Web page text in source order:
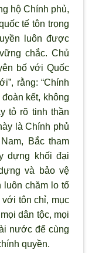
hộ Chính phủ,
tế tôn trọng
luôn được
chắc. Chủ
bố với Quốc
rằng: “Chính
kết, không
tỏ rõ tinh thần
là Chính phủ
Bắc tham
dựng khối đại
và bảo vệ
luôn chăm lo tổ
tôn chỉ, mục
dân tộc, mọi
nước để cùng
quyền.